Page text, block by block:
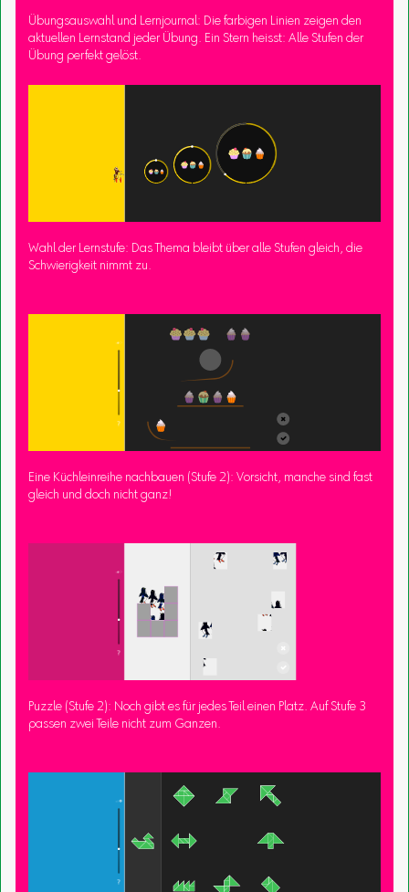
Übungsauswahl und Lernjournal: Die farbigen Linien zeigen den
aktuellen Lernstand jeder Übung. Ein Stern heisst: Alle Stufen der
Übung perfekt gelöst.
Wahl der Lernstufe: Das Thema bleibt über alle Stufen gleich, die
Schwierigkeit nimmt zu.
Eine Küchleinreihe nachbauen (Stufe 2): Vorsicht, manche sind fast
gleich und doch nicht ganz!
Puzzle (Stufe 2): Noch gibt es für jedes Teil einen Platz. Auf Stufe 3
passen zwei Teile nicht zum Ganzen.